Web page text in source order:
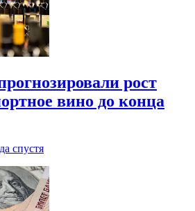
рост
вино до конца
спустя